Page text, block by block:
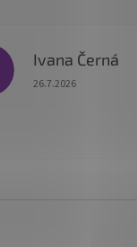
Ivana Černá
Hodnocení
26.7.2026